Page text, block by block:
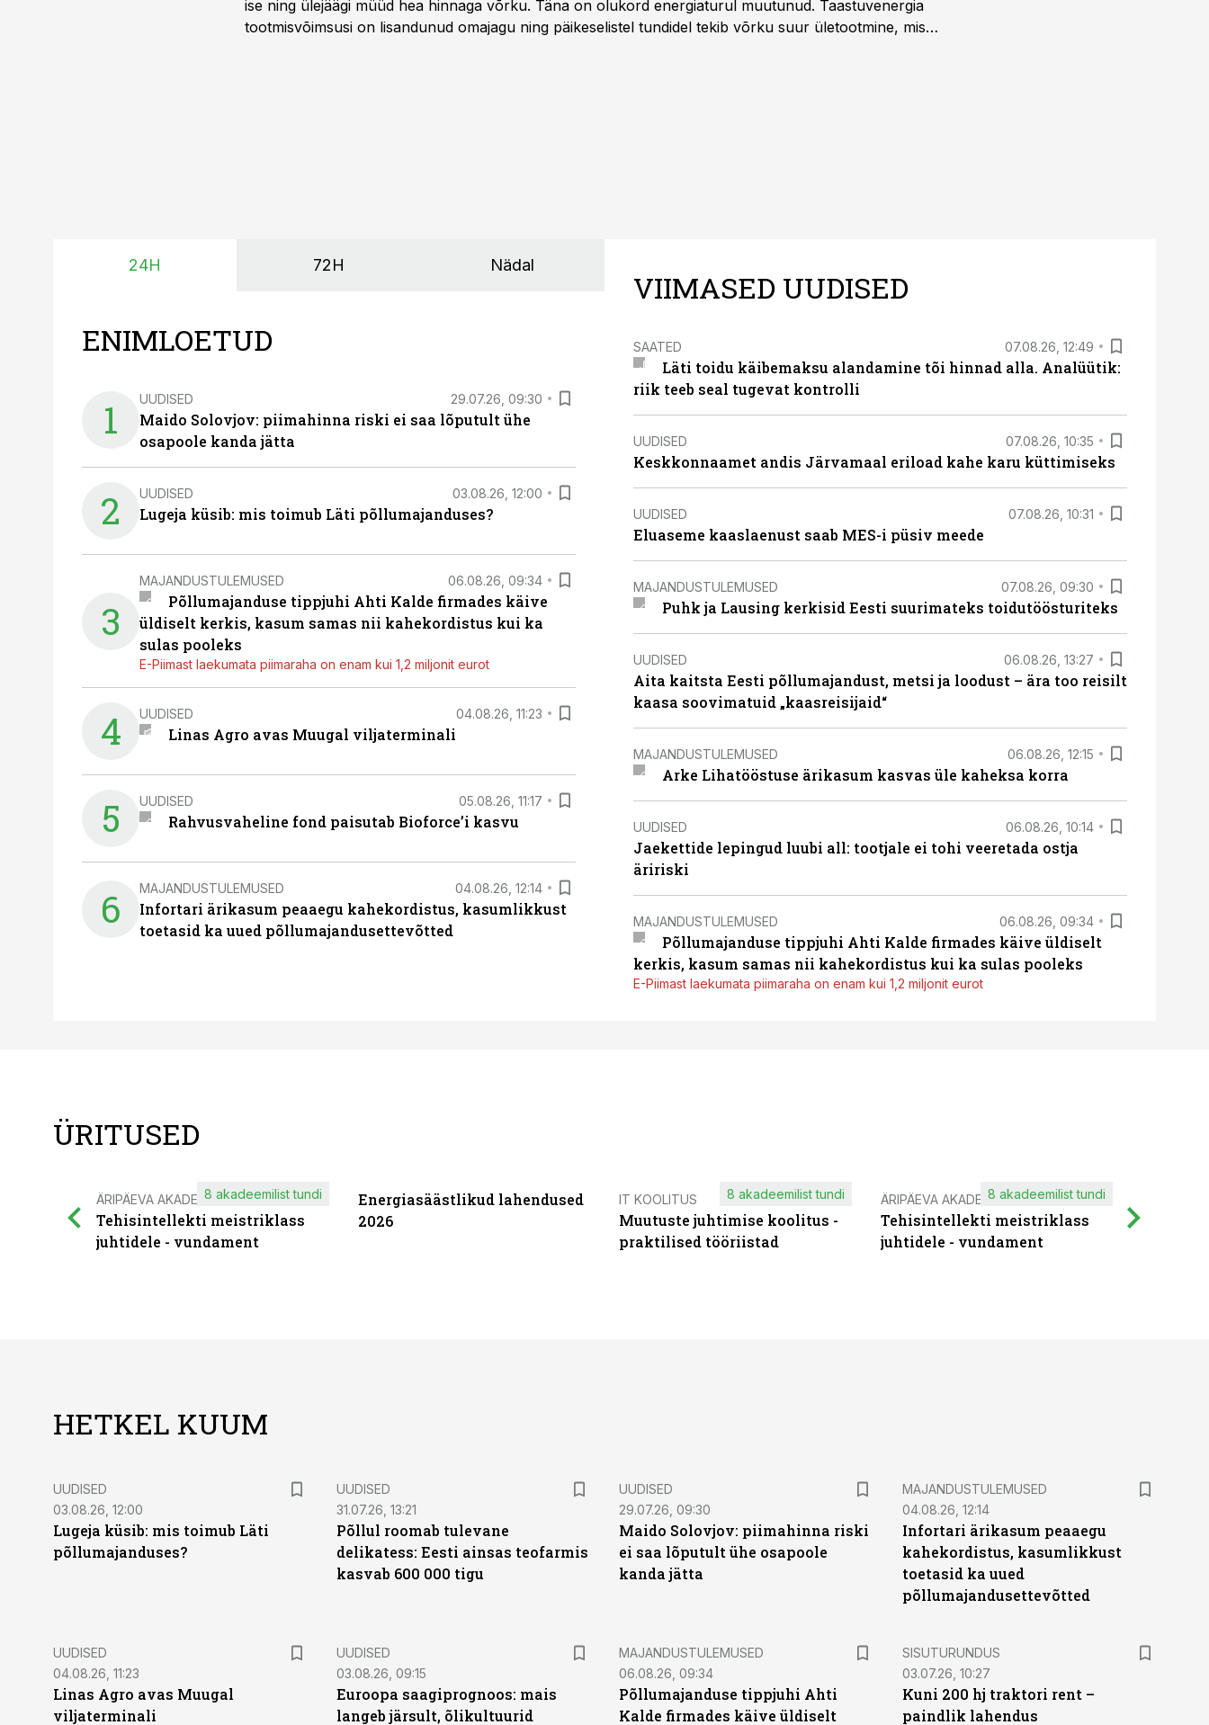
ise ning ülejäägi müüd hea hinnaga võrku. Täna on olukord energiaturul muutunud. Taastuvenergia
tootmisvõimsusi on lisandunud omajagu ning päikeselistel tundidel tekib võrku suur ületootmine, mis
24H 72H Nädal
ENIMLOETUD
1 UUDISED 29.07.26, 09:30
Maido Solovjov: piimahinna riski ei saa lõputult ühe
osapoole kanda jätta
2 UUDISED 03.08.26, 12:00
Lugeja küsib: mis toimub Läti põllumajanduses?
3
MAJANDUSTULEMUSED 06.08.26, 09:34
Põllumajanduse tippjuhi Ahti Kalde firmades käive
üldiselt kerkis, kasum samas nii kahekordistus kui ka
sulas pooleks
E-Piimast laekumata piimaraha on enam kui 1,2 miljonit eurot
4 UUDISED 04.08.26, 11:23
Linas Agro avas Muugal viljaterminali
5 UUDISED 05.08.26, 11:17
Rahvusvaheline fond paisutab Bioforce’i kasvu
6 MAJANDUSTULEMUSED 04.08.26, 12:14
Infortari ärikasum peaaegu kahekordistus, kasumlikkust
toetasid ka uued põllumajandusettevõtted
VIIMASED UUDISED
SAATED 07.08.26, 12:49
Läti toidu käibemaksu alandamine tõi hinnad alla. Analüütik:
riik teeb seal tugevat kontrolli
UUDISED 07.08.26, 10:35
Keskkonnaamet andis Järvamaal eriload kahe karu küttimiseks
UUDISED 07.08.26, 10:31
Eluaseme kaaslaenust saab MES-i püsiv meede
MAJANDUSTULEMUSED 07.08.26, 09:30
Puhk ja Lausing kerkisid Eesti suurimateks toidutöösturiteks
UUDISED 06.08.26, 13:27
Aita kaitsta Eesti põllumajandust, metsi ja loodust – ära too reisilt
kaasa soovimatuid „kaasreisijaid“
MAJANDUSTULEMUSED 06.08.26, 12:15
Arke Lihatööstuse ärikasum kasvas üle kaheksa korra
UUDISED 06.08.26, 10:14
Jaekettide lepingud luubi all: tootjale ei tohi veeretada ostja
äririski
MAJANDUSTULEMUSED 06.08.26, 09:34
Põllumajanduse tippjuhi Ahti Kalde firmades käive üldiselt
kerkis, kasum samas nii kahekordistus kui ka sulas pooleks
E-Piimast laekumata piimaraha on enam kui 1,2 miljonit eurot
ÜRITUSED
ÄRIPÄEVA AKADEEMIA
Tehisintellekti meistriklass
juhtidele - vundament
8 akadeemilist tundi
Energiasäästlikud lahendused
2026
IT KOOLITUS
Muutuste juhtimise koolitus -
praktilised tööriistad
8 akadeemilist tundi ÄRIPÄEVA AKADEEMIA
Tehisintellekti meistriklass
juhtidele - vundament
8 akadeemilist tundi
HETKEL KUUM
UUDISED
03.08.26, 12:00
Lugeja küsib: mis toimub Läti
põllumajanduses?
UUDISED
31.07.26, 13:21
Põllul roomab tulevane
delikatess: Eesti ainsas teofarmis
kasvab 600 000 tigu
UUDISED
29.07.26, 09:30
Maido Solovjov: piimahinna riski
ei saa lõputult ühe osapoole
kanda jätta
MAJANDUSTULEMUSED
04.08.26, 12:14
Infortari ärikasum peaaegu
kahekordistus, kasumlikkust
toetasid ka uued
põllumajandusettevõtted
UUDISED
04.08.26, 11:23
Linas Agro avas Muugal
viljaterminali
UUDISED
03.08.26, 09:15
Euroopa saagiprognoos: mais
langeb järsult, õlikultuurid
MAJANDUSTULEMUSED
06.08.26, 09:34
Põllumajanduse tippjuhi Ahti
Kalde firmades käive üldiselt
ST
SISUTURUNDUS
03.07.26, 10:27
Kuni 200 hj traktori rent –
paindlik lahendus